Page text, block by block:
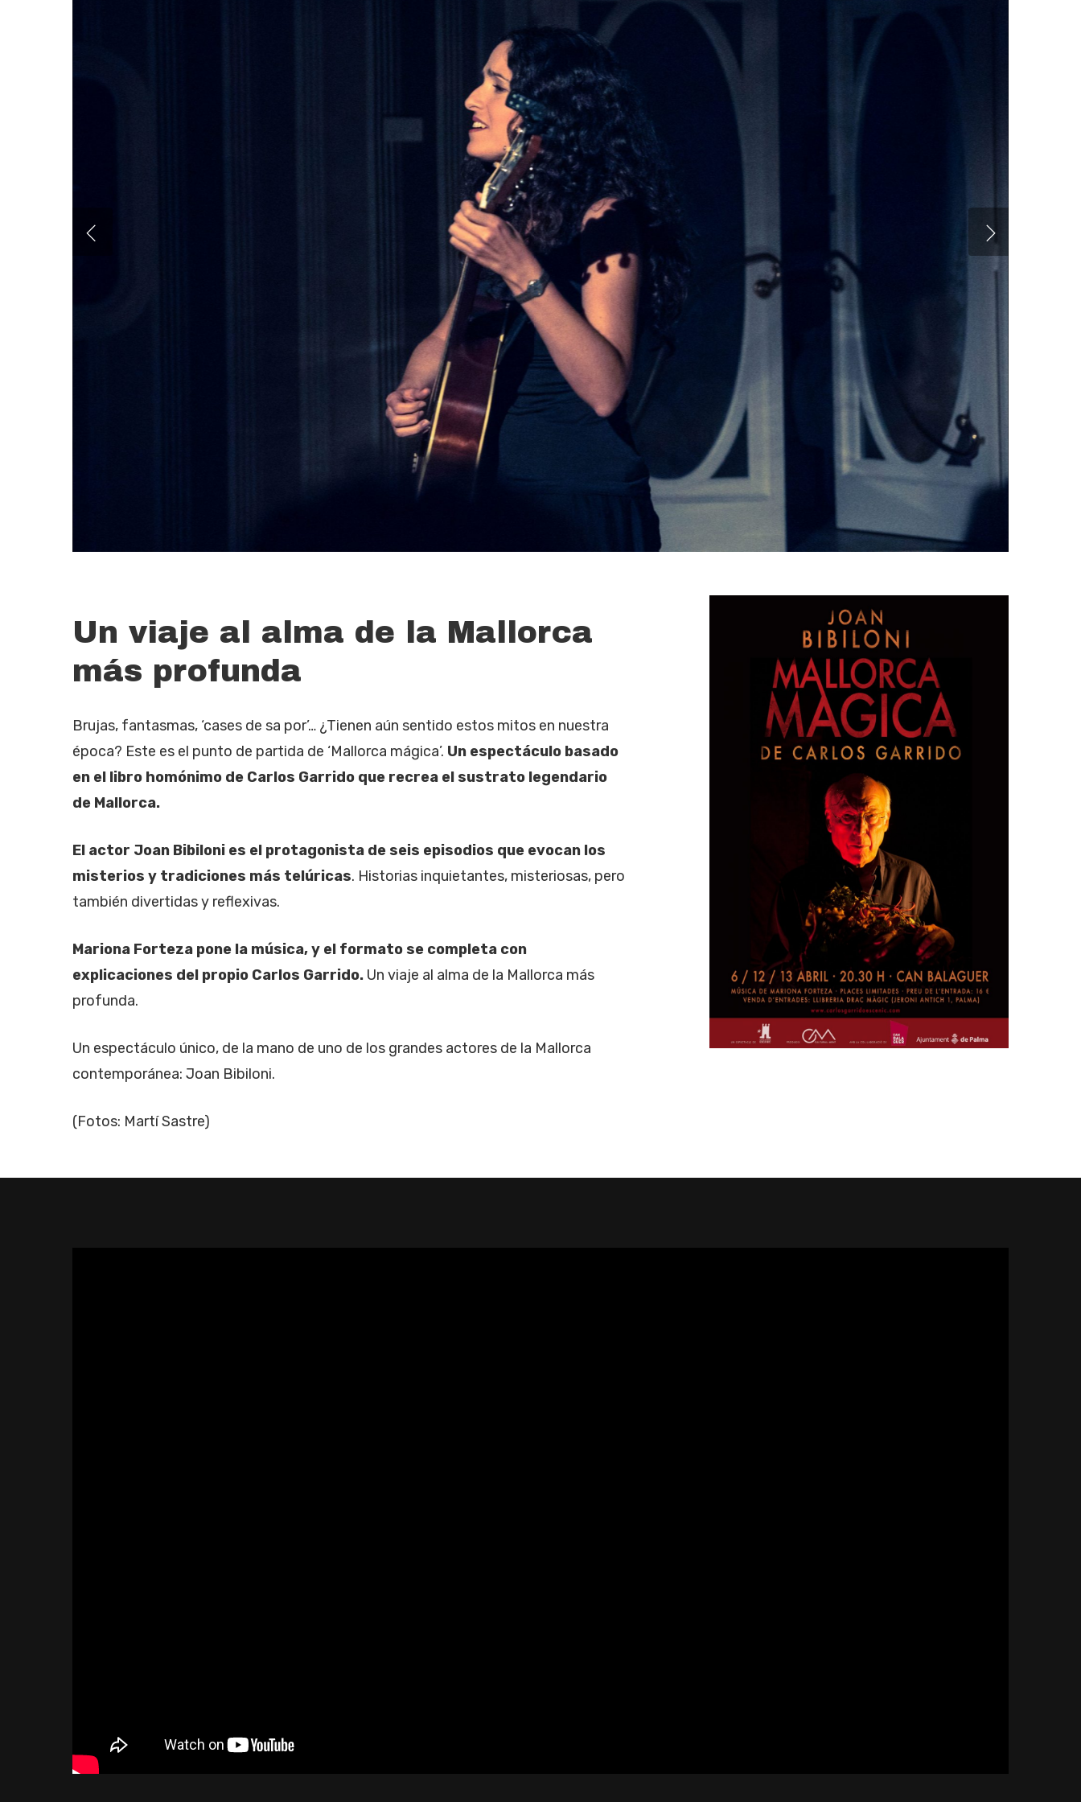
Un viaje al alma de la Mallorca
más profunda
Brujas, fantasmas, ‘cases de sa por’… ¿Tienen aún sentido estos mitos en nuestra
época? Este es el punto de partida de ‘Mallorca mágica’. Un espectáculo basado
en el libro homónimo de Carlos Garrido que recrea el sustrato legendario
de Mallorca.
El actor Joan Bibiloni es el protagonista de seis episodios que evocan los
misterios y tradiciones más telúricas. Historias inquietantes, misteriosas, pero
también divertidas y reflexivas.
Mariona Forteza pone la música, y el formato se completa con
explicaciones del propio Carlos Garrido. Un viaje al alma de la Mallorca más
profunda.
Un espectáculo único, de la mano de uno de los grandes actores de la Mallorca
contemporánea: Joan Bibiloni.
(Fotos: Martí Sastre)